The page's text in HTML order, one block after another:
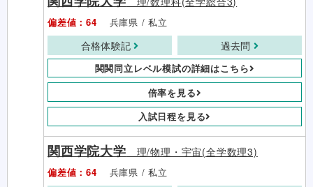
偏差値：64 兵庫県 / 私立
合格体験記 過去問
関関同立レベル模試の詳細はこちら
倍率を見る
入試日程を見る
関西学院大学 理/物理・宇宙(全学数理3)
偏差値：64 兵庫県 / 私立